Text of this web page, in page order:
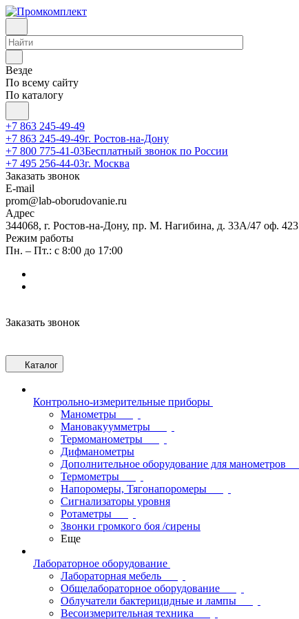
Везде
По всему сайту
По каталогу
+7 863 245-49-49
+7 863 245-49-49г. Ростов-на-Дону
+7 800 775-41-03Бесплатный звонок по России
+7 495 256-44-03г. Москва
Заказать звонок
E-mail
prom@lab-oborudovanie.ru
Адрес
344068, г. Ростов-на-Дону, пр. М. Нагибина, д. 33А/47 оф. 423
Режим работы
Пн. – Пт.: с 8:00 до 17:00
Заказать звонок
Каталог
Контрольно-измерительные приборы
Манометры
Мановакуумметры
Термоманометры
Дифманометры
Дополнительное оборудование для манометров
Термометры
Напоромеры, Тягонапоромеры
Сигнализаторы уровня
Ротаметры
Звонки громкого боя /сирены
Еще
Лабораторное оборудование
Лабораторная мебель
Общелабораторное оборудование
Облучатели бактерицидные и лампы
Весоизмерительная техника